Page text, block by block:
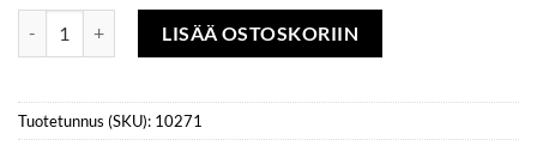
LISÄÄ OSTOSKORIIN
Tuotetunnus (SKU): 10271